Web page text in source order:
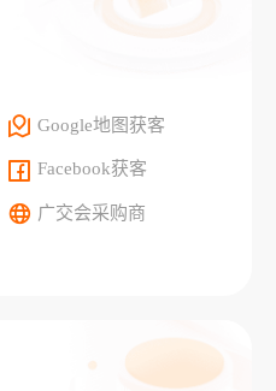
Google地图获客
Facebook获客
广交会采购商